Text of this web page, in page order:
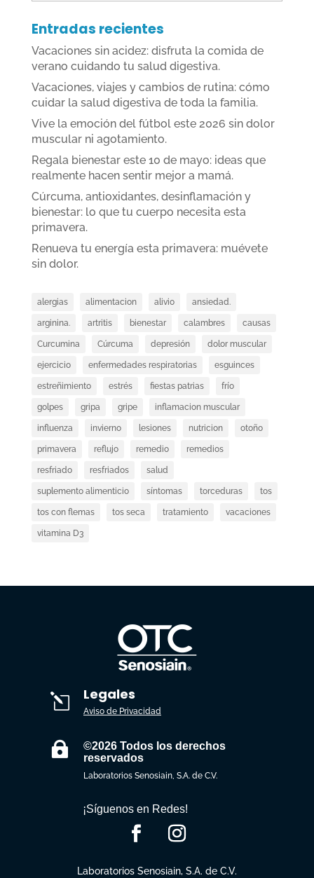
Entradas recientes
Vacaciones sin acidez: disfruta la comida de
verano cuidando tu salud digestiva.
Vacaciones, viajes y cambios de rutina: cómo
cuidar la salud digestiva de toda la familia.
Vive la emoción del fútbol este 2026 sin dolor
muscular ni agotamiento.
Regala bienestar este 10 de mayo: ideas que
realmente hacen sentir mejor a mamá.
Cúrcuma, antioxidantes, desinflamación y
bienestar: lo que tu cuerpo necesita esta
primavera.
Renueva tu energía esta primavera: muévete
sin dolor.
alergias alimentacion alivio ansiedad.
arginina. artritis bienestar calambres causas
Curcumina Cúrcuma depresión dolor muscular
ejercicio enfermedades respiratorias esguinces
estreñimiento estrés fiestas patrias frío
golpes gripa gripe inflamacion muscular
influenza invierno lesiones nutricion otoño
primavera reflujo remedio remedios
resfriado resfriados salud
suplemento alimenticio síntomas torceduras tos
tos con flemas tos seca tratamiento vacaciones
vitamina D3
l Legales
Aviso de Privacidad

©2026 Todos los derechos
reservados
Laboratorios Senosiain, S.A. de C.V.
¡Síguenos en Redes!
Laboratorios Senosiain, S.A. de C.V.